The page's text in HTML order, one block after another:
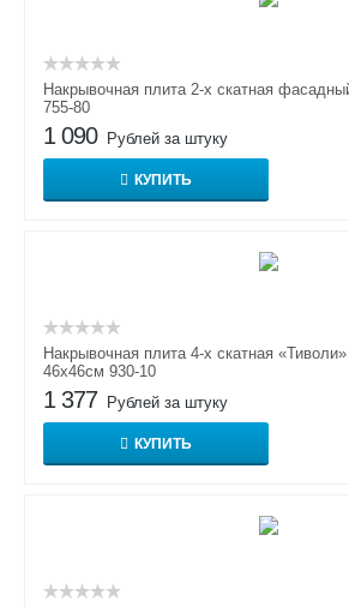
Накрывочная плита 2-х скатная
755-80
1 090 Рублей за штуку
КУПИТЬ
Накрывочная плита 4-х скатная
46х46см 930-10
1 377 Рублей за штуку
КУПИТЬ